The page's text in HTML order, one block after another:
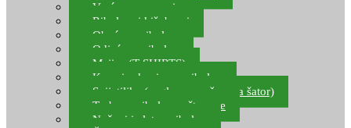
Vreće za spavanje
Ribolovni kišobrani
Obuća za ribolov
Odjeća za ribolov
Majice (T-SHIRTS)
Kape i rukavice za ribolov
Svijetiljke (naglavne, ručne, za šator)
Torbe za ribolovne štapove
Noževi i alat za ribolov